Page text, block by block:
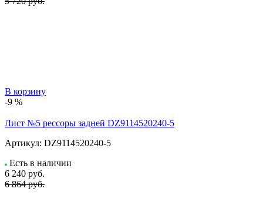
В корзину
-9 %
Лист №5 рессоры задней DZ9114520240-5
Артикул: DZ9114520240-5
Есть в наличии
6 240 руб.
6 864 руб.